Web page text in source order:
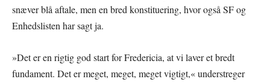
snæver blå aftale, men en bred konstituering, hvor også SF og
Enhedslisten har sagt ja.
»Det er en rigtig god start for Fredericia, at vi laver et bredt
fundament. Det er meget, meget, meget vigtigt,« understreger